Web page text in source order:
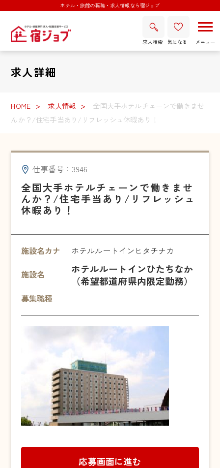
ホテル・旅館の転職・求人情報なら宿ジョブ
求人検索 気になる
求人詳細
HOME 求人情報
全国大手ホテルチェーンで働きませ
んか？/住宅手当あり/リフレッシュ休暇あり！
仕事番号：3946
全国大手ホテルチェーンで働きませ
んか？/住宅手当あり/リフレッシュ
休暇あり！
施設名カナ
ホテルルートインヒタチナカ
施設名
ホテルルートインひたちなか
（希望都道府県内限定勤務）
募集職種
応募画面に進む